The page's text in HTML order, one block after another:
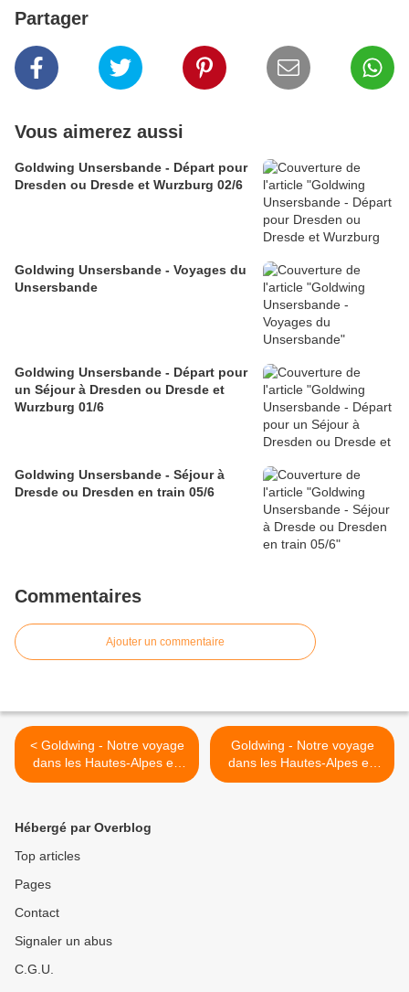
Partager
Vous aimerez aussi
Goldwing Unsersbande - Départ pour
Dresden ou Dresde et Wurzburg 02/6
Goldwing Unsersbande - Voyages du
Unsersbande
Goldwing Unsersbande - Départ pour
un Séjour à Dresden ou Dresde et
Wurzburg 01/6
Goldwing Unsersbande - Séjour à
Dresde ou Dresden en train 05/6
Commentaires
Ajouter un commentaire
< Goldwing - Notre voyage
dans les Hautes-Alpes en
Goldwing 1800 et Varadero
Goldwing - Notre voyage
dans les Hautes-Alpes en
Goldwing 1800 et Varadero
Hébergé par Overblog
Top articles
Pages
Contact
Signaler un abus
C.G.U.